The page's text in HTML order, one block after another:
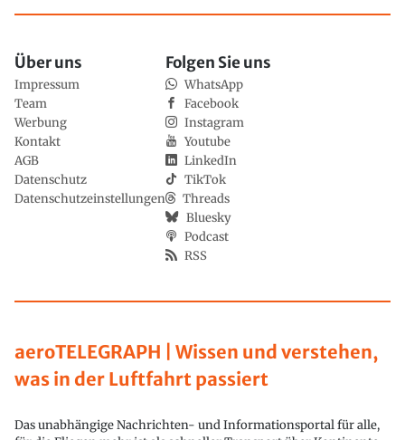
aeroTELEGRAPH | Wissen und verstehen,
was in der Luftfahrt passiert
Das unabhängige Nachrichten- und Informationsportal für alle,
Über uns
Impressum
Team
Werbung
Kontakt
AGB
Datenschutz
Datenschutzeinstellungen
Folgen Sie uns
WhatsApp
Facebook
Instagram
Youtube
LinkedIn
TikTok
Threads
Bluesky
Podcast
RSS